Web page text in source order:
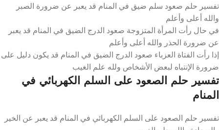
تفسير حلم صعود سلم ضيق في المنام قد يعبر عن ضرورة الصبر
والله أعلى وأعلم
في حال رأت المرأة المتزوجة صعود الدرج الضيق في المنام قد يعبر
عن ضرورة الحذر والله أعلى وأعلم
إذا رأت الفتاة العزباء صعود الدرج الضيق في المنام قد يكون دليل على
ضرورة الإنتباه لبعض الأشخاص ولله علم الغيب
تفسير حلم الصعود على السلم الكهربائي في
المنام
تفسير حلم الصعود على السلم الكهربائي في المنام قد يعبر عن الخير